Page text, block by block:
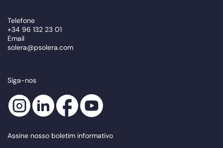
Telefone
+34 96 132 23 01
Email
solera@psolera.com
Siga-nos
Assine nosso boletim informativo